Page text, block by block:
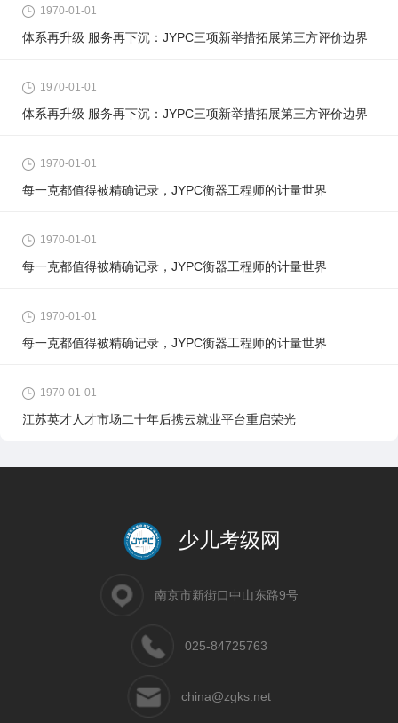
1970-01-01
体系再升级 服务再下沉：JYPC三项新举措拓展第三方评价边界
1970-01-01
体系再升级 服务再下沉：JYPC三项新举措拓展第三方评价边界
1970-01-01
每一克都值得被精确记录，JYPC衡器工程师的计量世界
1970-01-01
每一克都值得被精确记录，JYPC衡器工程师的计量世界
1970-01-01
每一克都值得被精确记录，JYPC衡器工程师的计量世界
1970-01-01
江苏英才人才市场二十年后携云就业平台重启荣光
少儿考级网
南京市新街口中山东路9号
025-84725763
china@zgks.net